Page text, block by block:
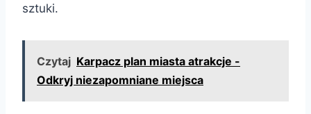
sztuki.
Czytaj Karpacz plan miasta atrakcje -
Odkryj niezapomniane miejsca